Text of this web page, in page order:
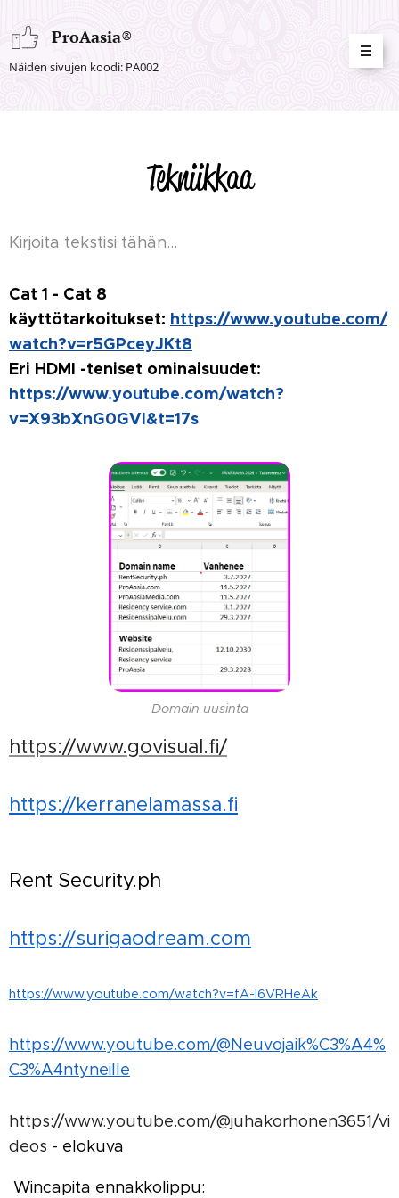
ProAasia®
Näiden sivujen koodi: PA002
Tekniikkaa
Kirjoita tekstisi tähän...
Cat 1 - Cat 8
käyttötarkoitukset: https://www.youtube.com/
watch?v=r5GPceyJKt8
Eri HDMI -teniset ominaisuudet:
https://www.youtube.com/watch?
v=X93bXnG0GVI&t=17s
Domain uusinta
https://www.govisual.fi/
https://kerranelamassa.fi
Rent Security.ph
https://surigaodream.com
https://www.youtube.com/watch?v=fA-I6VRHeAk
https://www.youtube.com/@Neuvojaik%C3%A4%
C3%A4ntyneille
https://www.youtube.com/@juhakorhonen3651/vi
deos - elokuva
Wincapita ennakkolippu: